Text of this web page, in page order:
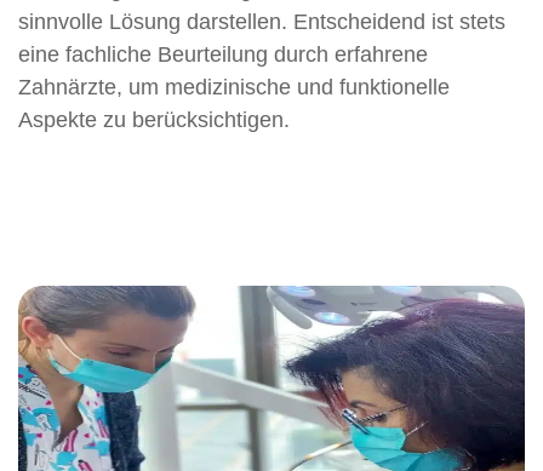
sinnvolle Lösung darstellen. Entscheidend ist stets
eine fachliche Beurteilung durch erfahrene
Zahnärzte, um medizinische und funktionelle
Aspekte zu berücksichtigen.